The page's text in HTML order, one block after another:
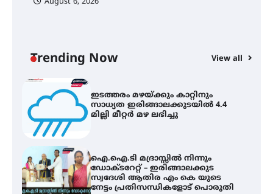
August 6, 2026
Trending Now View all
ഇടത്തരം മഴയ്ക്കും കാറ്റിനും
സാധ്യത ഇരിങ്ങാലക്കുടയിൽ 4.4
മില്ലി മീറ്റർ മഴ ലഭിച്ചു
ഐ.ഐ.ടി മദ്രാസ്സിൽ നിന്നും
ഡോക്ടറേറ്റ് – ഇരിങ്ങാലക്കുട
സ്വദേശി ആതിര എം കെ യുടെ
നേട്ടം പ്രതിസന്ധികളോട് പൊരുതി